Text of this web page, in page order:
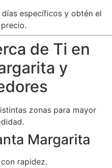
específicos y obtén el
de Ti en
y
zonas para mayor
Margarita
rapidez.